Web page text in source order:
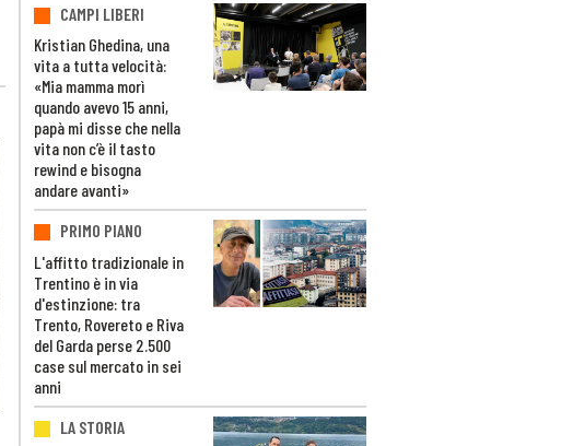
CAMPI LIBERI
Kristian Ghedina, una
vita a tutta velocità:
«Mia mamma morì
quando avevo 15 anni,
papà mi disse che nella
vita non c’è il tasto
rewind e bisogna
andare avanti»
PRIMO PIANO
L'affitto tradizionale in
Trentino è in via
d'estinzione: tra
Trento, Rovereto e Riva
del Garda perse 2.500
case sul mercato in sei
anni
LA STORIA